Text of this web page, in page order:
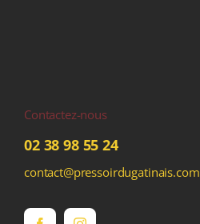
Contactez-nous
02 38 98 55 24
contact@pressoirdugatinais.com